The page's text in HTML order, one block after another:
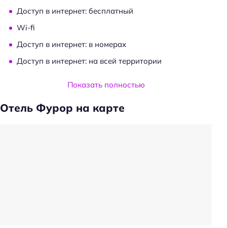
Доступ в интернет: бесплатный
Wi-fi
Доступ в интернет: в номерах
Доступ в интернет: на всей территории
Услуги и удобстваПоказать полностью
Отель Фурор на карте